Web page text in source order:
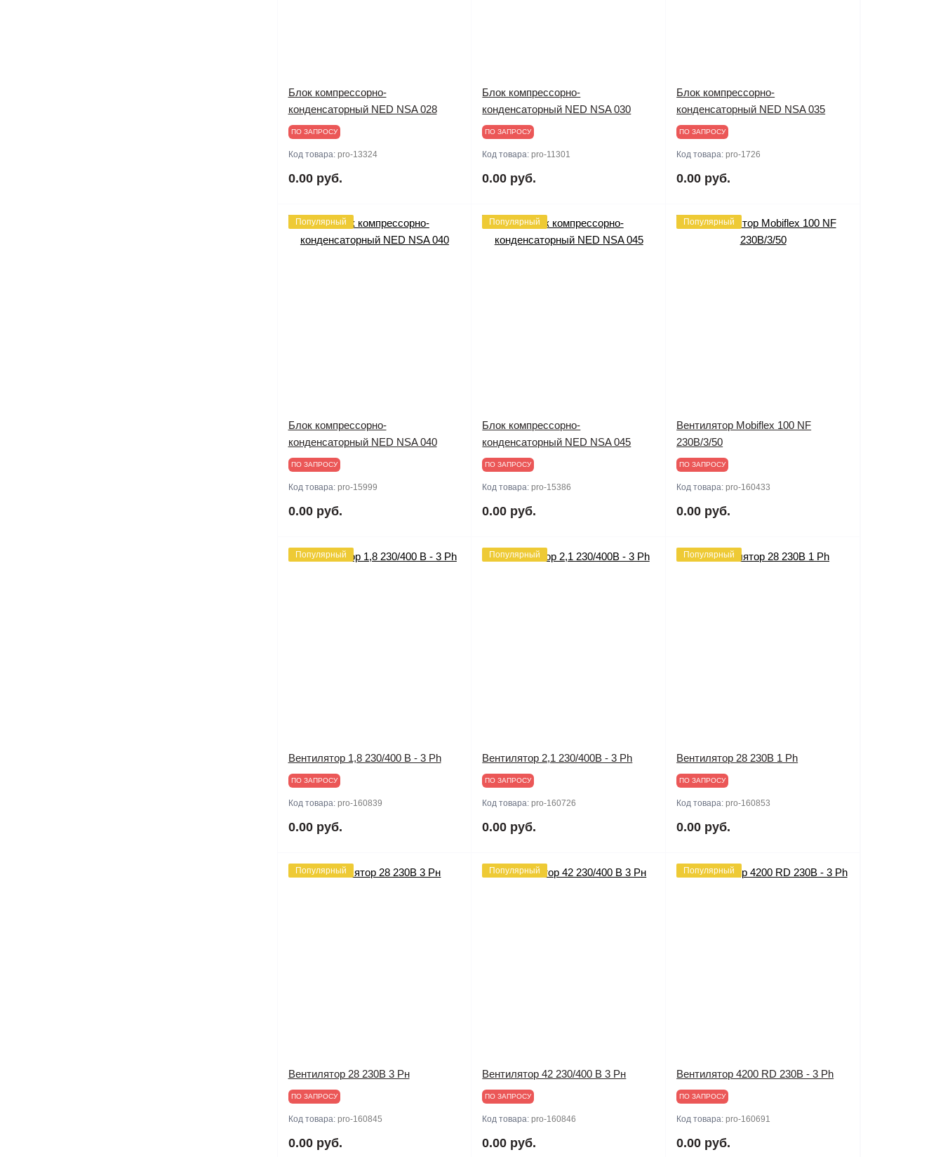
Блок компрессорно-
конденсаторный NED NSA 028
ПО ЗАПРОСУ
Код товара: pro-13324
0.00 руб.
Блок компрессорно-
конденсаторный NED NSA 030
ПО ЗАПРОСУ
Код товара:pro-11301
0.00 руб.
Блок компрессорно-
конденсаторный NED NSA 035
ПО ЗАПРОСУ
Код товара:pro-1726
0.00 руб.
Популярный
Блок компрессорно-
конденсаторный NED NSA 040
ПО ЗАПРОСУ
Код товара: pro-15999
0.00 руб.
Популярный
Блок компрессорно-
конденсаторный NED NSA 045
ПО ЗАПРОСУ
Код товара:pro-15386
0.00 руб.
Популярный
Вентилятор Mobiflex 100 NF
230В/3/50
ПО ЗАПРОСУ
Код товара:pro-160433
0.00 руб.
Популярный
Вентилятор 1,8 230/400 В - 3 Ph
ПО ЗАПРОСУ
Код товара: pro-160839
0.00 руб.
Популярный
Вентилятор 2,1 230/400В - 3 Ph
ПО ЗАПРОСУ
Код товара:pro-160726
0.00 руб.
Популярный
Вентилятор 28 230В 1 Ph
ПО ЗАПРОСУ
Код товара:pro-160853
0.00 руб.
Популярный
Вентилятор 28 230В 3 Рн
ПО ЗАПРОСУ
Код товара: pro-160845
0.00 руб.
Популярный
Вентилятор 42 230/400 В 3 Рн
ПО ЗАПРОСУ
Код товара:pro-160846
0.00 руб.
Популярный
Вентилятор 4200 RD 230В - 3 Ph
ПО ЗАПРОСУ
Код товара:pro-160691
0.00 руб.